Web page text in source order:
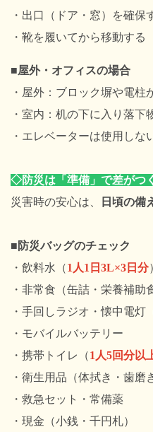
・出口（ドア・窓）を確保
・靴を履いてから移動する
■屋外・オフィスの場合
・屋外：ブロック塀や電柱
・室内：机の下に入り落下
・エレベーターは使用しな
◇防災は「準備」で差がつ
災害時の安心は、
日頃の備
■防災バッグのチェック
・飲料水（1人1日3L×3日分
・非常食（缶詰・栄養補助
・手回しラジオ・懐中電灯
・モバイルバッテリー
・携帯トイレ（1人5回分以
・衛生用品（体拭き・歯磨
・救急セット・常備薬
・現金（小銭・千円札）